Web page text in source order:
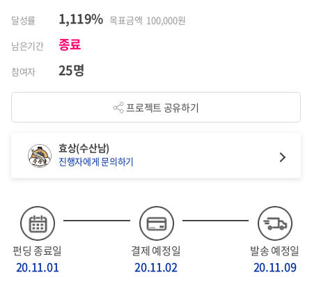
달성률 1,119% 목표금액 100,000원
남은기간
종료
참여자 25명
프로젝트 공유하기
펀딩 종료일
20.11.01
결제 예정일
20.11.02
발송 예정일
20.11.09
효상(수산남)
진행자에게 문의하기